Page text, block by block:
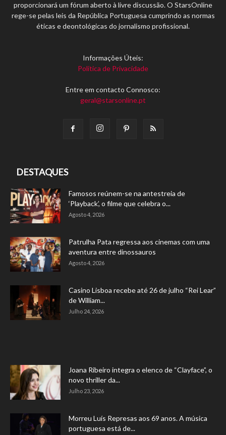
proporcionará um fórum aberto à livre discussão. O StarsOnline
rege-se pelas leis da República Portuguesa cumprindo as normas
éticas e deontológicas do jornalismo profissional.
Informações Úteis:
Política de Privacidade
Entre em contacto Connosco:
geral@starsonline.pt
DESTAQUES
Famosos reúnem-se na antestreia de
‘Playback’, o filme que celebra o...
Agosto 4, 2026
Patrulha Pata regressa aos cinemas com uma
aventura entre dinossauros
Agosto 4, 2026
Casino Lisboa recebe até 26 de julho “Rei Lear”
de William...
Julho 24, 2026
Joana Ribeiro integra o elenco de “Clayface”, o
novo thriller da...
Julho 23, 2026
Morreu Luís Represas aos 69 anos. A música
portuguesa está de...